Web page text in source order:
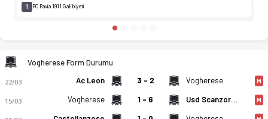
1 FC Pavia 1911 Galibiyeti
Vogherese Form Durumu
22/03 Ac Leon 3 - 2 Vogherese M
15/03 Vogherese 1 - 6 Usd Scanzorosciate Calcio M